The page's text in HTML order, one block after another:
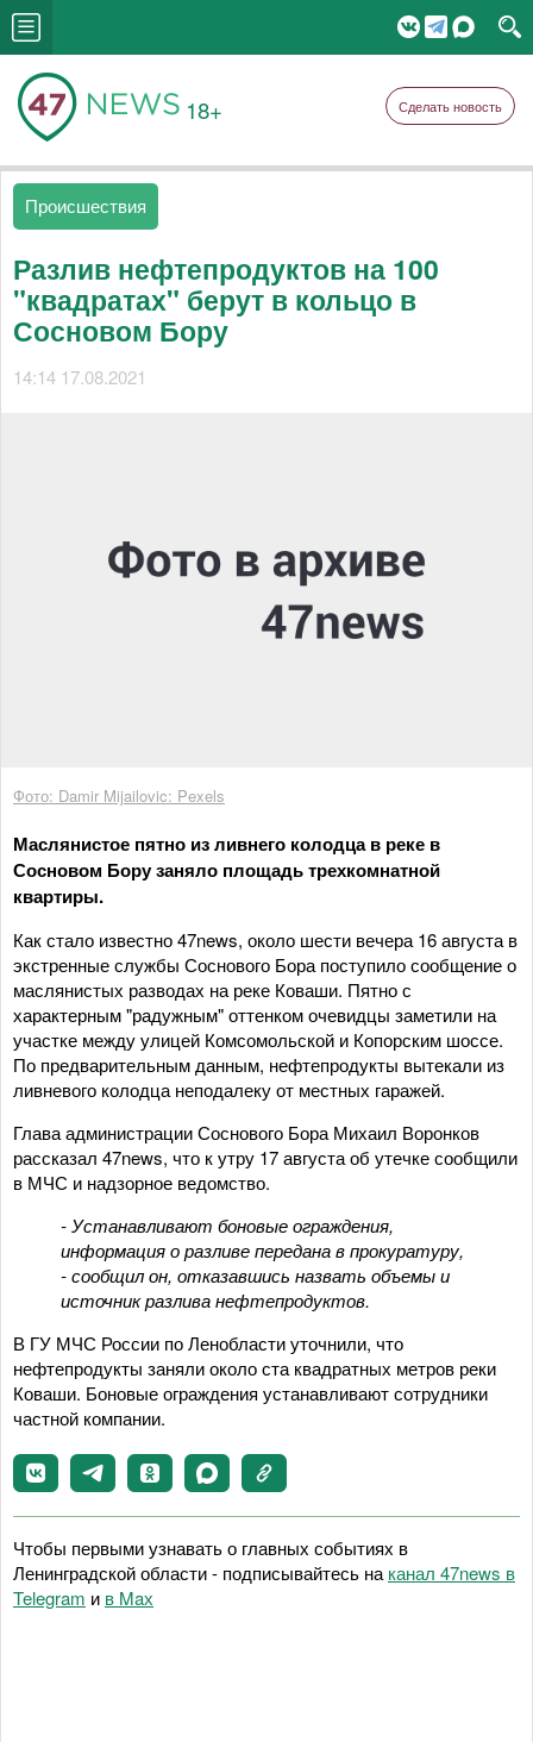
18+ Сделать новость
Происшествия
Разлив нефтепродуктов на 100
"квадратах" берут в кольцо в
Сосновом Бору
14:14 17.08.2021
Фото: Damir Mijailovic: Pexels
Маслянистое пятно из ливнего колодца в реке в
Сосновом Бору заняло площадь трехкомнатной
квартиры.
Как стало известно 47news, около шести вечера 16 августа в
экстренные службы Соснового Бора поступило сообщение о
маслянистых разводах на реке Коваши. Пятно с
характерным "радужным" оттенком очевидцы заметили на
участке между улицей Комсомольской и Копорским шоссе.
По предварительным данным, нефтепродукты вытекали из
ливневого колодца неподалеку от местных гаражей.
Глава администрации Соснового Бора Михаил Воронков
рассказал 47news, что к утру 17 августа об утечке сообщили
в МЧС и надзорное ведомство.
- Устанавливают боновые ограждения,
информация о разливе передана в прокуратуру,
- сообщил он, отказавшись назвать объемы и
источник разлива нефтепродуктов.
В ГУ МЧС России по Ленобласти уточнили, что
нефтепродукты заняли около ста квадратных метров реки
Коваши. Боновые ограждения устанавливают сотрудники
частной компании.
Чтобы первыми узнавать о главных событиях в
Ленинградской области - подписывайтесь на канал 47news в
Telegram и в Maх